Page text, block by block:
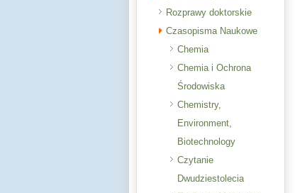
Rozprawy doktorskie
Czasopisma Naukowe
Chemia
Chemia i Ochrona
Środowiska
Chemistry,
Environment,
Biotechnology
Czytanie
Dwudziestolecia